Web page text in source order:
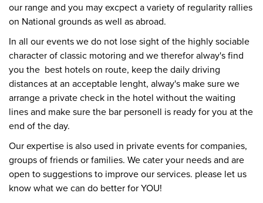
our range and you may excpect a variety of regularity rallies
on National grounds as well as abroad.
In all our events we do not lose sight of the highly sociable
character of classic motoring and we therefor alway's find
you the best hotels on route, keep the daily driving
distances at an acceptable lenght, alway's make sure we
arrange a private check in the hotel without the waiting
lines and make sure the bar personell is ready for you at the
end of the day.
Our expertise is also used in private events for companies,
groups of friends or families. We cater your needs and are
open to suggestions to improve our services. please let us
know what we can do better for YOU!